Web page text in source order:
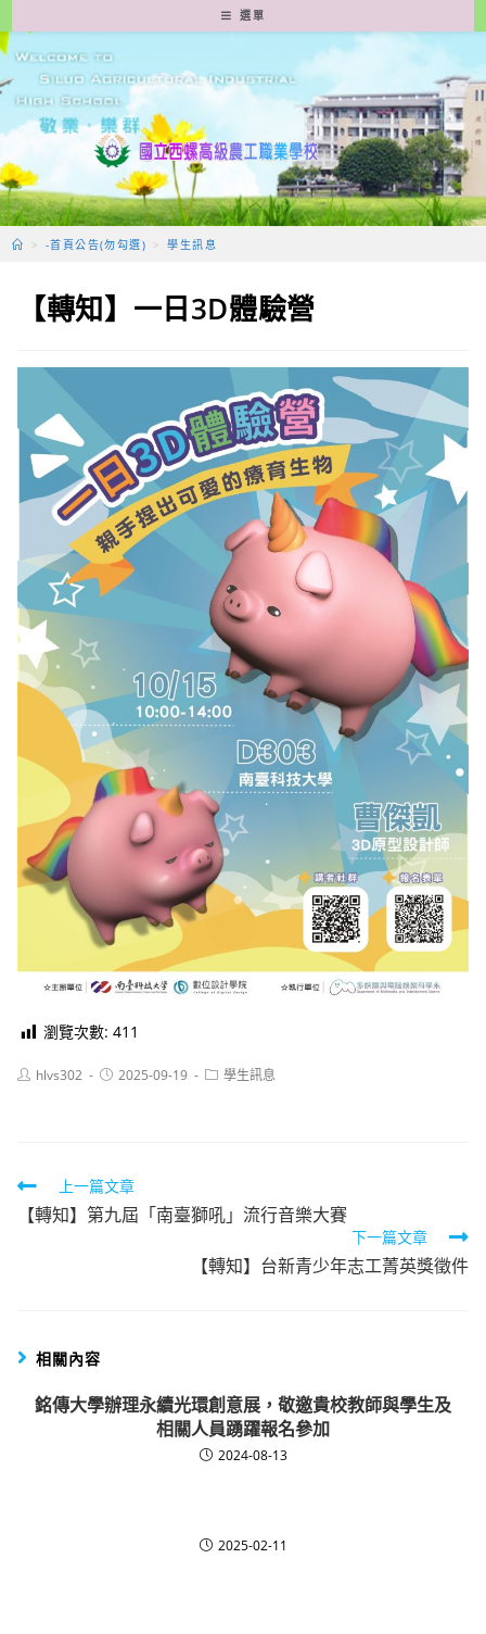
轉
至
要
容
選單
> -首頁公告(勿勾選) > 學生訊息
【轉知】一日3D體驗營
瀏覽次數: 411
Posthlvs302
Post2025-09-19
Post學生訊息
Read
more
上一篇文章
【轉知】第九屆「南臺獅吼」流行音樂大賽
下一篇文章
【轉知】台新青少年志工菁英獎徵件
相關內容
銘傳大學辦理永續光環創意展，敬邀貴校教師與學生及
相關人員踴躍報名參加
2024-08-13
2025-02-11